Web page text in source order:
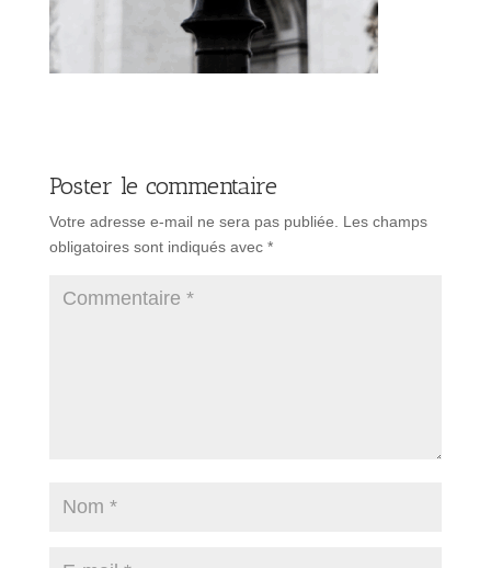
Poster le commentaire
Votre adresse e-mail ne sera pas publiée. Les champs
obligatoires sont indiqués avec *